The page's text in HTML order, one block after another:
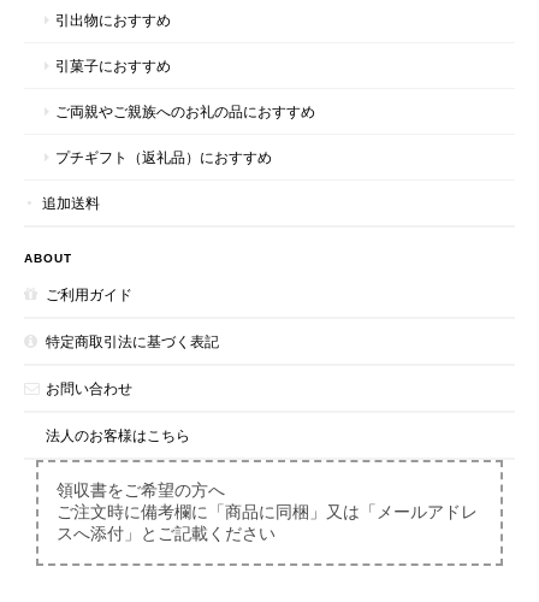
引出物におすすめ
引菓子におすすめ
ご両親やご親族へのお礼の品におすすめ
プチギフト（返礼品）におすすめ
追加送料
ABOUT
ご利用ガイド
特定商取引法に基づく表記
お問い合わせ
法人のお客様はこちら
領収書をご希望の方へ
ご注文時に備考欄に「商品に同梱」又は「メールアドレ
スへ添付」とご記載ください